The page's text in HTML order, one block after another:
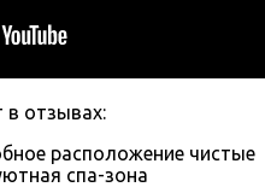
в отзывах:
расположение чистые
спа-зона